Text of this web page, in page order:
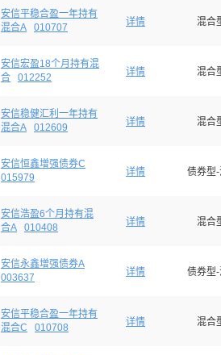
安信平稳合盈一年持有
混合A
010707 详情 混合
安信宏盈18个月持有混
合
012252 详情 混合
安信稳健汇利一年持有
混合A
012609 详情 混合
安信恒鑫增强债券C
015979
详情 债券型
安信浩盈6个月持有混
合A
010408 详情 混合
安信永鑫增强债券A
003637
详情 债券型
安信平稳合盈一年持有
混合C
010708 详情 混合